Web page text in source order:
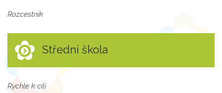
Rozcestník
Střední škola
Rychle k cíli